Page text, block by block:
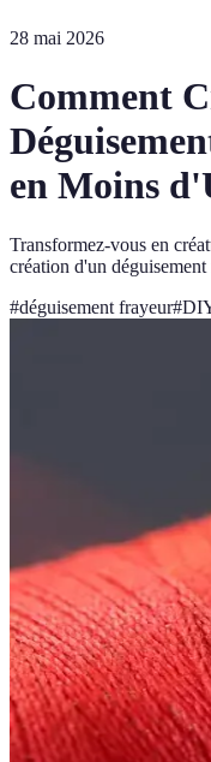
28 mai 2026
Comment
en Moins
Transformez-vous en
création d'un
#déguisement frayeur#